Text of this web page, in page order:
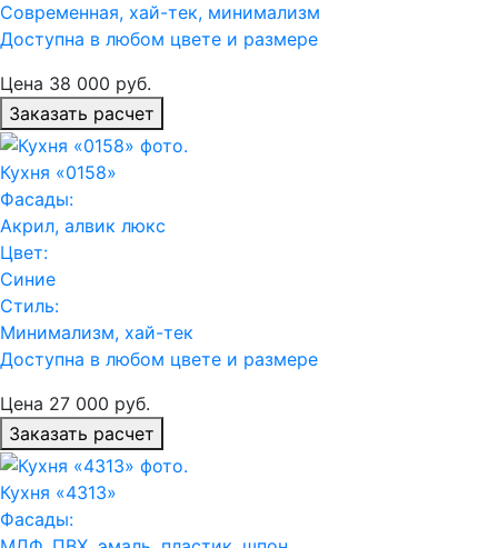
Современная, хай-тек, минимализм
Доступна в любом цвете и размере
Цена 38 000 руб.
Заказать расчет
Кухня «0158»
Фасады:
Акрил, алвик люкс
Цвет:
Синие
Стиль:
Минимализм, хай-тек
Доступна в любом цвете и размере
Цена 27 000 руб.
Заказать расчет
Кухня «4313»
Фасады: